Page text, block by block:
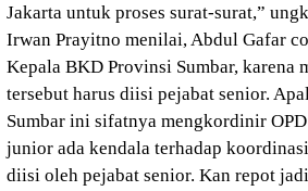
Jakarta untuk proses surat-surat,”
Irwan Prayitno menilai, Abdul Gafar
Kepala BKD Provinsi Sumbar, karena
tersebut harus diisi pejabat senior.
Sumbar ini sifatnya mengkordinir
junior ada kendala terhadap
diisi oleh pejabat senior. Kan repot